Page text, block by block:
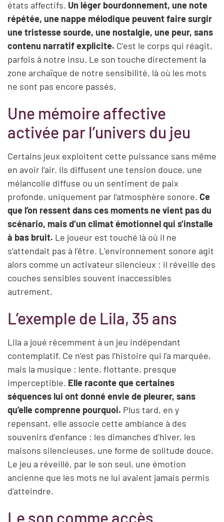
états affectifs. Un léger bourdonnement, une note
répétée, une nappe mélodique peuvent faire surgir
une tristesse sourde, une nostalgie, une peur, sans
contenu narratif explicite. C’est le corps qui réagit,
parfois à notre insu. Le son touche directement la
zone archaïque de notre sensibilité, là où les mots
ne sont pas encore passés.
Une mémoire affective
activée par l’univers du jeu
Certains jeux exploitent cette puissance sans même
en avoir l’air. Ils diffusent une tension douce, une
mélancolie diffuse ou un sentiment de paix
profonde, uniquement par l’atmosphère sonore. Ce
que l’on ressent dans ces moments ne vient pas du
scénario, mais d’un climat émotionnel qui s’installe
à bas bruit. Le joueur est touché là où il ne
s’attendait pas à l’être. L’environnement sonore agit
alors comme un activateur silencieux : il réveille des
couches sensibles souvent inaccessibles
autrement.
L’exemple de Lila, 35 ans
Lila a joué récemment à un jeu indépendant
contemplatif. Ce n’est pas l’histoire qui l’a marquée,
mais la musique : lente, flottante, presque
imperceptible. Elle raconte que certaines
séquences lui ont donné envie de pleurer, sans
qu’elle comprenne pourquoi. Plus tard, en y
repensant, elle associe cette ambiance à des
souvenirs d’enfance : les dimanches d’hiver, les
maisons silencieuses, une forme de solitude douce.
Le jeu a réveillé, par le son seul, une émotion
ancienne que les mots ne lui avaient jamais permis
d’atteindre.
Le son comme accès